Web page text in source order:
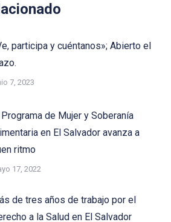
participa y cuéntanos»; Abierto el
7, 2023
Programa de Mujer y Soberanía
en El Salvador avanza a
ritmo
17, 2022
de tres años de trabajo por el
a la Salud en El Salvador